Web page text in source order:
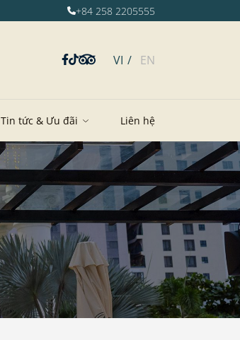
VI EN
Tin tức & Ưu đãi Liên hệ
+84 258 2205555